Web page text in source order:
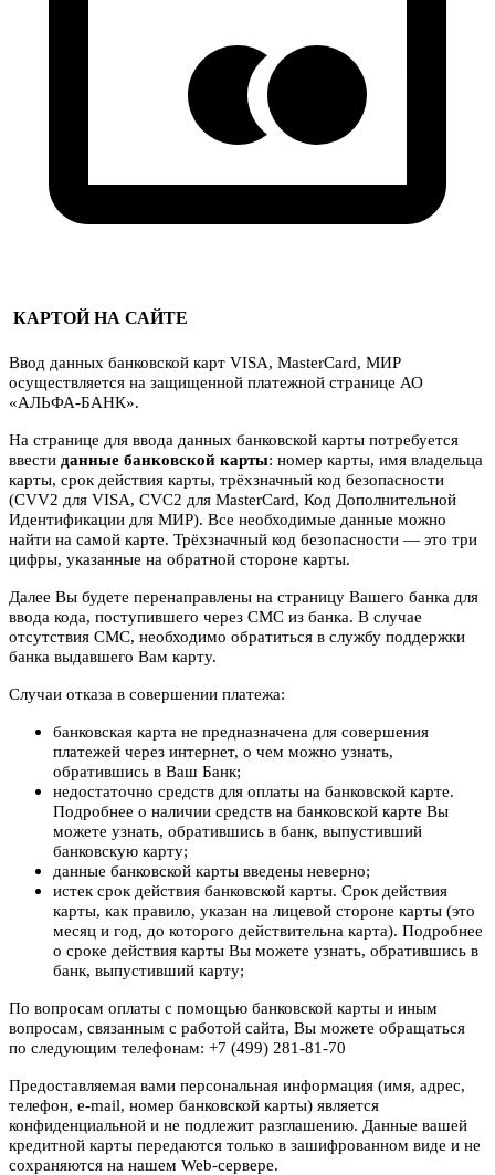
КАРТОЙ НА САЙТЕ
Ввод данных банковской карт VISA, MasterCard, МИР
осуществляется на защищенной платежной странице АО
«АЛЬФА-БАНК».
На странице для ввода данных банковской карты потребуется
ввести данные банковской карты: номер карты, имя владельца
карты, срок действия карты, трёхзначный код безопасности
(CVV2 для VISA, CVC2 для MasterCard, Код Дополнительной
Идентификации для МИР). Все необходимые данные можно
найти на самой карте. Трёхзначный код безопасности — это три
цифры, указанные на обратной стороне карты.
Далее Вы будете перенаправлены на страницу Вашего банка для
ввода кода, поступившего через СМС из банка. В случае
отсутствия СМС, необходимо обратиться в службу поддержки
банка выдавшего Вам карту.
Случаи отказа в совершении платежа:
банковская карта не предназначена для совершения
платежей через интернет, о чем можно узнать,
обратившись в Ваш Банк;
недостаточно средств для оплаты на банковской карте.
Подробнее о наличии средств на банковской карте Вы
можете узнать, обратившись в банк, выпустивший
банковскую карту;
данные банковской карты введены неверно;
истек срок действия банковской карты. Срок действия
карты, как правило, указан на лицевой стороне карты (это
месяц и год, до которого действительна карта). Подробнее
о сроке действия карты Вы можете узнать, обратившись в
банк, выпустивший карту;
По вопросам оплаты с помощью банковской карты и иным
вопросам, связанным с работой сайта, Вы можете обращаться
по следующим телефонам: +7 (499) 281-81-70
Предоставляемая вами персональная информация (имя, адрес,
телефон, e-mail, номер банковской карты) является
конфиденциальной и не подлежит разглашению. Данные вашей
кредитной карты передаются только в зашифрованном виде и не
сохраняются на нашем Web-сервере.